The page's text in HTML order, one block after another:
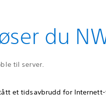
du
til server.
et tidsavbrudd for